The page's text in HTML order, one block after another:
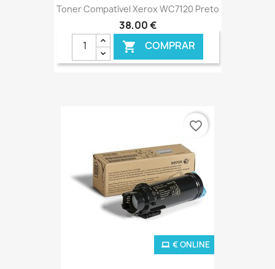
Toner Compatível Xerox WC7120 Preto
38,00 €
 COMPRAR
€ ONLINE
favorite_border